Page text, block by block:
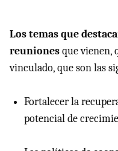
Los temas que
reunionesque vienen,
vinculado, que son las
Fortalecer la
potencial de